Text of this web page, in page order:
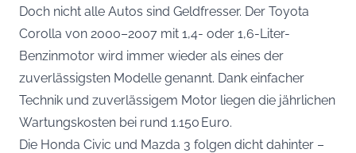
Doch nicht alle Autos sind Geldfresser. Der Toyota
Corolla von 2000–2007 mit 1,4- oder 1,6-Liter-
Benzinmotor wird immer wieder als eines der
zuverlässigsten Modelle genannt. Dank einfacher
Technik und zuverlässigem Motor liegen die jährlichen
Wartungskosten bei rund 1.150 Euro.
Die Honda Civic und Mazda 3 folgen dicht dahinter –